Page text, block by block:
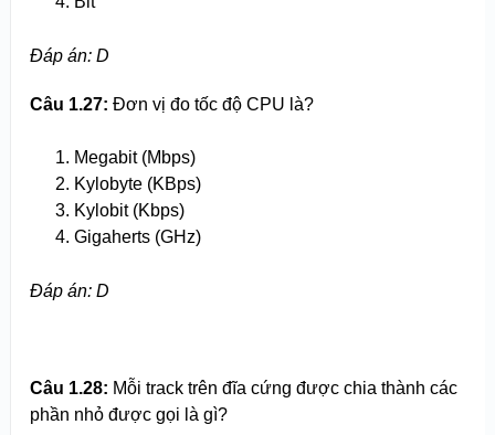
Đáp án: D
Câu 1.27: Đơn vị đo tốc độ CPU là?
Megabit (Mbps)
Kylobyte (KBps)
Kylobit (Kbps)
Gigaherts (GHz)
Đáp án: D
Câu 1.28: Mỗi track trên đĩa cứng được chia thành các
phần nhỏ được gọi là gì?